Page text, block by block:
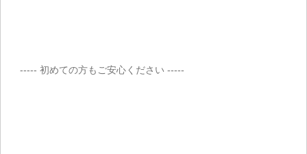
----- 初めての方もご安心ください -----